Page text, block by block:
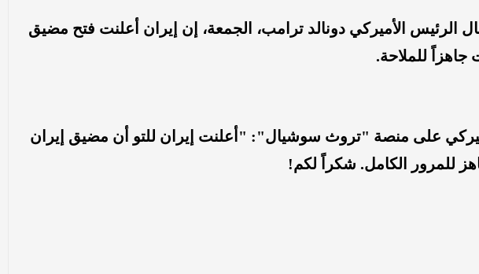
الرئيس الأميركي دونالد ترامب، الجمعة، إن إيران أعلنت فتح مضيق
جاهزاً للملاحة.
على منصة "تروث سوشيال": "أعلنت إيران للتو أن مضيق إيران
للمرور الكامل. شكراً لكم!